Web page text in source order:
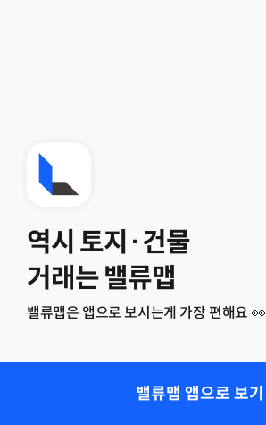
역시 토지·건물
거래는 밸류맵
밸류맵은 앱으로 보시는게 가장 편해요 👀
밸류맵 앱으로 보기